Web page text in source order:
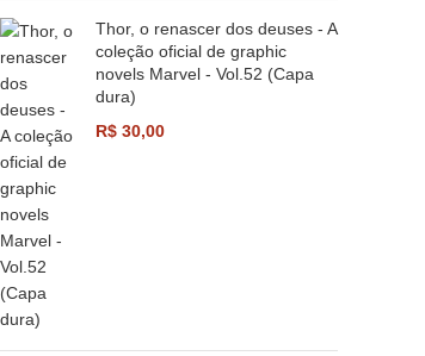
Thor, o renascer dos deuses - A
coleção oficial de graphic
novels Marvel - Vol.52 (Capa
dura)
R$ 30,00